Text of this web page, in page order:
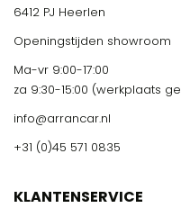
6412 PJ Heerlen
Openingstijden showroom
Ma-vr 9:00-17:00
za 9:30-15:00 (werkplaats
info@arrancar.nl
+31 (0)45 571 0835
KLANTENSERVICE